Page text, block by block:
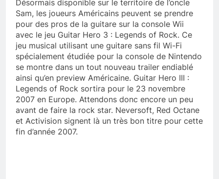
Désormais disponible sur le territoire de l’oncle
Sam, les joueurs Américains peuvent se prendre
pour des pros de la guitare sur la console Wii
avec le jeu Guitar Hero 3 : Legends of Rock. Ce
jeu musical utilisant une guitare sans fil Wi-Fi
spécialement étudiée pour la console de Nintendo
se montre dans un tout nouveau trailer endiablé
ainsi qu’en preview Américaine. Guitar Hero III :
Legends of Rock sortira pour le 23 novembre
2007 en Europe. Attendons donc encore un peu
avant de faire la rock star. Neversoft, Red Octane
et Activision signent là un très bon titre pour cette
fin d’année 2007.